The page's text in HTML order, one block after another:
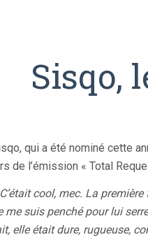
Sisqo,
qui a été nominé cette
de l’émission « Total
cool, mec. La
me suis penché pour lui
elle était dure, rugueuse,